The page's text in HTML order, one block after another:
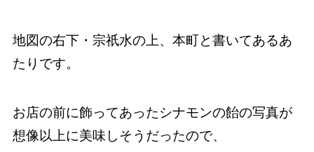
地図の右下・宗祇水の上、本町と書いてあるあ
たりです。
お店の前に飾ってあったシナモンの飴の写真が
想像以上に美味しそうだったので、